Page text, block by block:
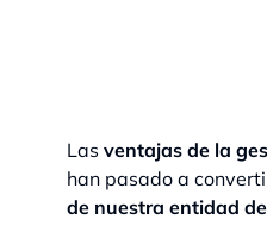
Las ventajas de la
han pasado a
de nuestra entidad